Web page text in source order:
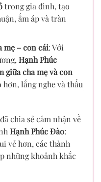
trong gia đình, tạo
ấm áp và tràn
mẹ – con cái: Với
Hạnh Phúc
giữa cha mẹ và con
lắng nghe và thấu
chia sẻ cảm nhận về
Hạnh Phúc Đào:
vẻ hơn, các thành
những khoảnh khắc